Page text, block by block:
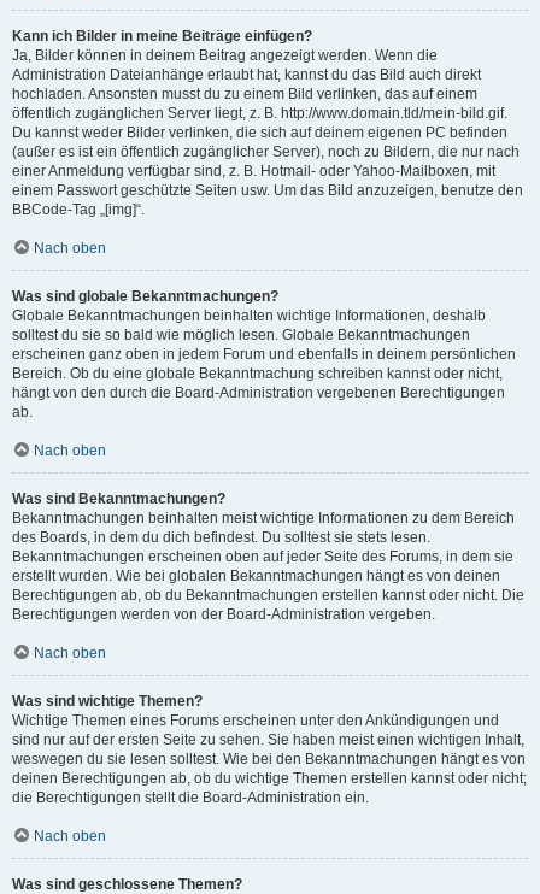
Kann ich Bilder in meine Beiträge einfügen?
Ja, Bilder können in deinem Beitrag angezeigt werden. Wenn die
Administration Dateianhänge erlaubt hat, kannst du das Bild auch direkt
hochladen. Ansonsten musst du zu einem Bild verlinken, das auf einem
öffentlich zugänglichen Server liegt, z. B. http://www.domain.tld/mein-bild.gif.
Du kannst weder Bilder verlinken, die sich auf deinem eigenen PC befinden
(außer es ist ein öffentlich zugänglicher Server), noch zu Bildern, die nur nach
einer Anmeldung verfügbar sind, z. B. Hotmail- oder Yahoo-Mailboxen, mit
einem Passwort geschützte Seiten usw. Um das Bild anzuzeigen, benutze den
BBCode-Tag „[img]“.
Nach oben
Was sind globale Bekanntmachungen?
Globale Bekanntmachungen beinhalten wichtige Informationen, deshalb
solltest du sie so bald wie möglich lesen. Globale Bekanntmachungen
erscheinen ganz oben in jedem Forum und ebenfalls in deinem persönlichen
Bereich. Ob du eine globale Bekanntmachung schreiben kannst oder nicht,
hängt von den durch die Board-Administration vergebenen Berechtigungen
ab.
Nach oben
Was sind Bekanntmachungen?
Bekanntmachungen beinhalten meist wichtige Informationen zu dem Bereich
des Boards, in dem du dich befindest. Du solltest sie stets lesen.
Bekanntmachungen erscheinen oben auf jeder Seite des Forums, in dem sie
erstellt wurden. Wie bei globalen Bekanntmachungen hängt es von deinen
Berechtigungen ab, ob du Bekanntmachungen erstellen kannst oder nicht. Die
Berechtigungen werden von der Board-Administration vergeben.
Nach oben
Was sind wichtige Themen?
Wichtige Themen eines Forums erscheinen unter den Ankündigungen und
sind nur auf der ersten Seite zu sehen. Sie haben meist einen wichtigen Inhalt,
weswegen du sie lesen solltest. Wie bei den Bekanntmachungen hängt es von
deinen Berechtigungen ab, ob du wichtige Themen erstellen kannst oder nicht;
die Berechtigungen stellt die Board-Administration ein.
Nach oben
Was sind geschlossene Themen?